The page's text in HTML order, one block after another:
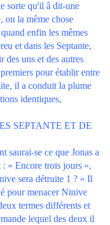
sorte qu'il â dit-une
ou la même chose
enfin les mêmes
et dans les Septante,
des uns et des autres
pour établir entre
il a conduit la plume
identiques,
SEPTANTE ET DE
saurai-se ce que Jonas a
« Encore trois jours »,
sera détruite 1 ? » Il
pour menacer Ninive
termes différents et
lequel des deux il